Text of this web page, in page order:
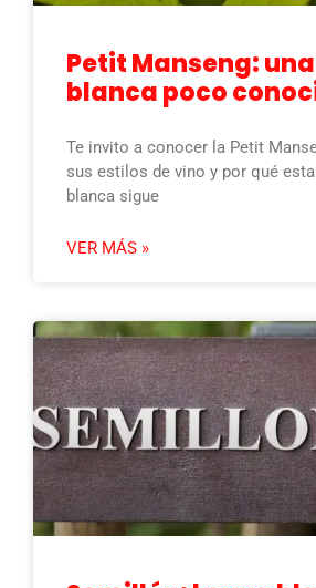
Petit Manseng:
blanca poco
Te invito a conocer la Petit
sus estilos de vino y por qué esta
blanca sigue
VER MÁS »